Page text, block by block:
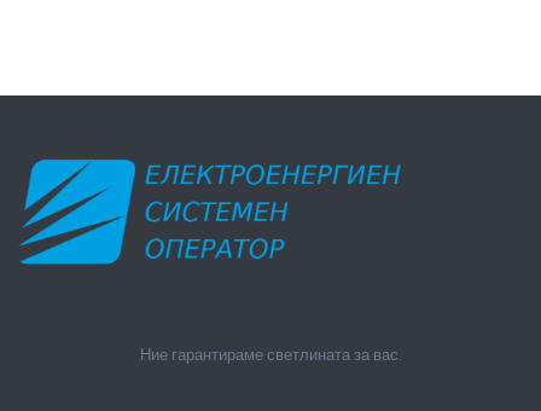
Ние гарантираме светлината за вас.